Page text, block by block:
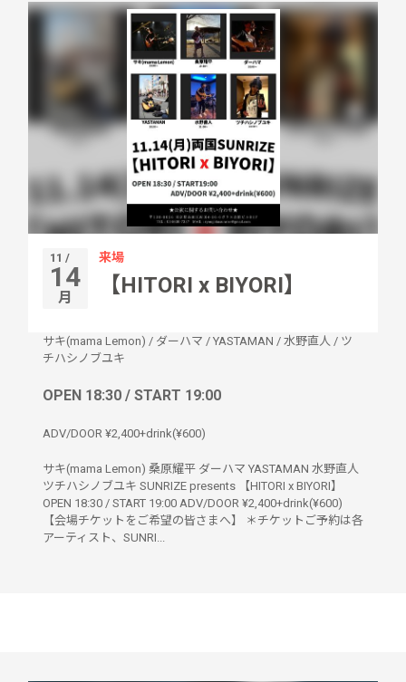
11 /
14
月
来場
【HITORI x BIYORI】
サキ(mama Lemon) / ダーハマ / YASTAMAN / 水野直人 / ツ
チハシノブユキ
OPEN 18:30 / START 19:00
ADV/DOOR ¥2,400+drink(¥600)
サキ(mama Lemon) 桑原耀平 ダーハマ YASTAMAN 水野直人
ツチハシノブユキ SUNRIZE presents 【HITORI x BIYORI】
OPEN 18:30 / START 19:00 ADV/DOOR ¥2,400+drink(¥600)
【会場チケットをご希望の皆さまへ】 ＊チケットご予約は各
アーティスト、SUNRI...